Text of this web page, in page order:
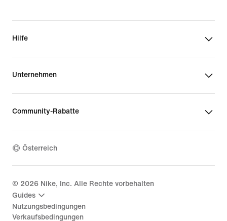
Hilfe
Unternehmen
Community-Rabatte
Österreich
© 2026 Nike, Inc. Alle Rechte vorbehalten
Guides
Nutzungsbedingungen
Verkaufsbedingungen